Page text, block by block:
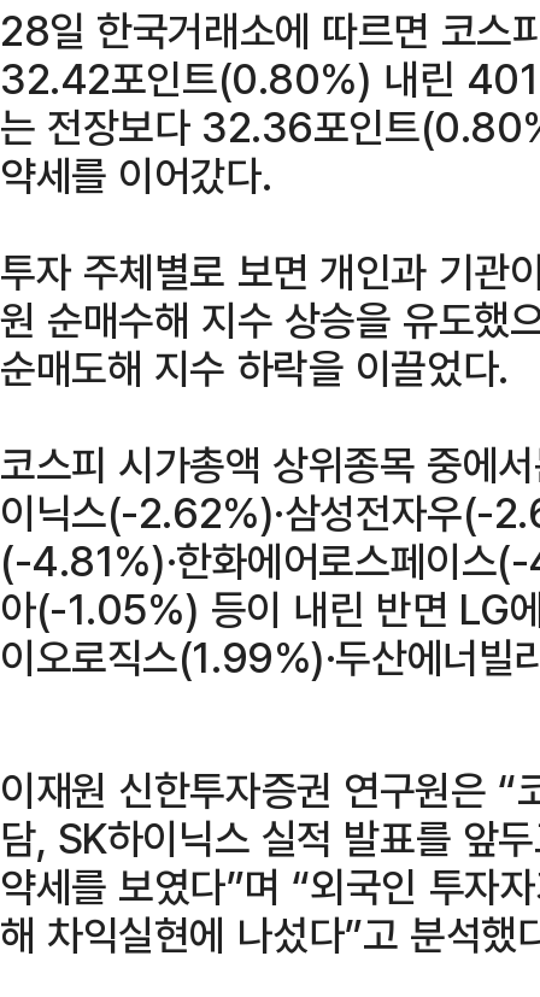
28일 한국거래소에 따르면 코스
32.42포인트(0.80%) 내린
는 전장보다 32.36포인트
약세를 이어갔다.
투자 주체별로 보면 개인과 기
원 순매수해 지수 상승을 유도했
순매도해 지수 하락을 이끌었다.
코스피 시가총액 상위종목 중에
이닉스(-2.62%)·삼성전자우(-
(-4.81%)·한화에어로스페이스
아(-1.05%) 등이 내린 반면 LG
이오로직스(1.99%)·두산에너
이재원 신한투자증권 연구원은
담, SK하이닉스 실적 발표를 앞
약세를 보였다”며 “외국인 투자
해 차익실현에 나섰다”고 분석했